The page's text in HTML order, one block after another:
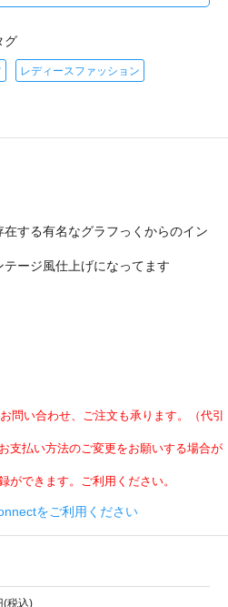
グ
レディースファッション
する有名なグラフっくからのイン
ージ風仕上げになってます
問い合わせ、ご注文も承ります。（代引
支払い方法のご変更をお願いする場合が
できます。ご利用ください。
をご利用ください
(税込)